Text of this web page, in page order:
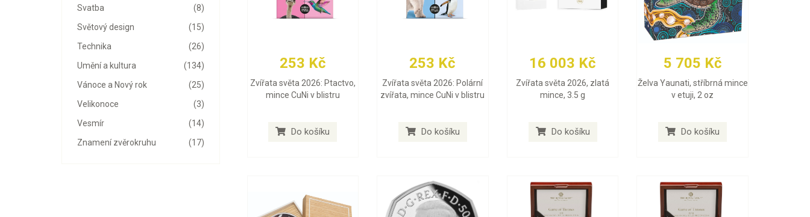
(8)
Svatba
(15)
Světový design
(26)
Technika
(134)
Umění a kultura
(25)
Vánoce a Nový rok
(3)
Velikonoce
(14)
Vesmír
(17)
Znamení zvěrokruhu
253 Kč
Zvířata světa 2026: Ptactvo,
mince CuNi v blistru
Do košíku
253 Kč
Zvířata světa 2026: Polární
zvířata, mince CuNi v blistru
Do košíku
16 003 Kč
Zvířata světa 2026, zlatá
mince, 3.5 g
Do košíku
5 705 Kč
Želva Yaunati, stříbrná mince
v etuji, 2 oz
Do košíku